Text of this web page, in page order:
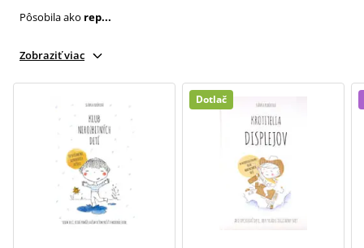
Pôsobila ako rep...
Zobraziť viac
Dotlač